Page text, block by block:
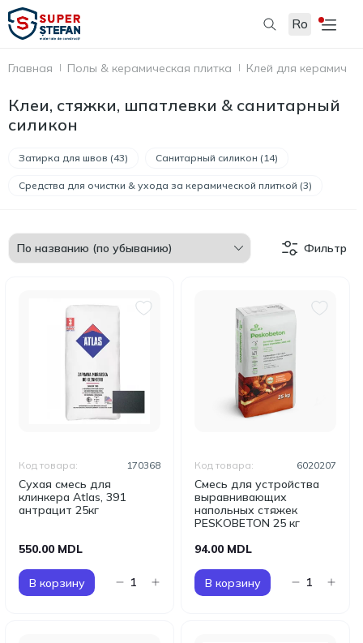
Ro
Главная Полы & керамическая плитка Клей для
Клеи, стяжки, шпатлевки & санитарный
силикон
Затирка для швов (43) Санитарный силикон (14)
Средства для очистки & ухода за керамической плиткой (3)
Фильтр
Сухая смесь для
клинкера Atlas, 391
антрацит 25кг
Код товара: 170368
550.00 MDL
В корзину
Смесь для устройства
выравнивающих
напольных стяжек
PESKOBETON 25 кг
Код товара: 6020207
94.00 MDL
В корзину